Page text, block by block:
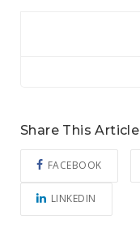
Share This Article
FACEBOOK
LINKEDIN